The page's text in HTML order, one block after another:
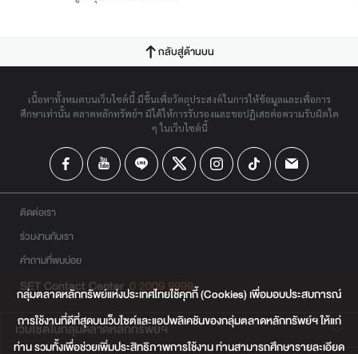
กลับสู่ด้านบน
เนื้อหาทั้งหมดบนเว็บไซต์นี้ มีขึ้นเพื่อวัตถุประสงค์ในการให้ข้อมูลและเพื่อการ
ศึกษาเท่านั้น ตลาดหลักทรัพย์ฯ มิได้ให้การรับรองและขอปฏิเสธต่อความรับผิดใด
ๆ ในเว็บไซต์นี้
ติดต่อเรา
ร่วมงานกับเรา
คำถามที่พบบ่อย
SET Contact Center 0 2009 9999
เว็บไซต์ในกลุ่มตลาดหลักทรัพย์ฯ
กลุ่มตลาดหลักทรัพย์แห่งประเทศไทยใช้คุกกี้ (Cookies) เพื่อมอบประสบการณ์
การใช้งานที่ดีที่สุดบนเว็บไซต์และแอปพลิเคชันของกลุ่มตลาดหลักทรัพย์ฯ ให้แก่
ท่าน รวมทั้งเพื่อช่วยเพิ่มประสิทธิภาพการใช้งาน ท่านสามารถศึกษารายละเอียด